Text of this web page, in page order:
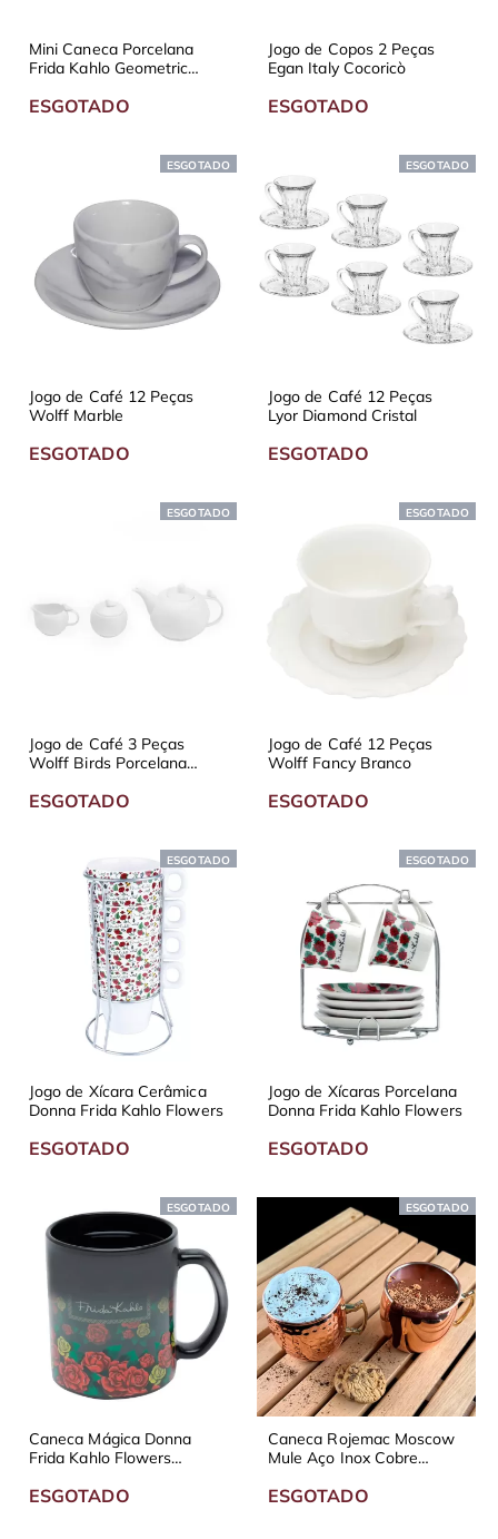
Mini Caneca Porcelana
Frida Kahlo Geometric
ESGOTADO
Jogo de Copos 2 Peças
Egan Italy Cocoricò
ESGOTADO
ESGOTADO
Jogo de Café 12 Peças
Wolff Marble
ESGOTADO
ESGOTADO
Jogo de Café 12 Peças
Lyor Diamond Cristal
ESGOTADO
ESGOTADO
Jogo de Café 3 Peças
Wolff Birds Porcelana
ESGOTADO
ESGOTADO
Jogo de Café 12 Peças
Wolff Fancy Branco
ESGOTADO
ESGOTADO
Jogo de Xícara Cerâmica
Donna Frida Kahlo Flowers
ESGOTADO
ESGOTADO
Jogo de Xícaras Porcelana
Donna Frida Kahlo Flowers
ESGOTADO
ESGOTADO
Caneca Mágica Donna
Frida Kahlo Flowers
ESGOTADO
ESGOTADO
Caneca Rojemac Moscow
Mule Aço Inox Cobre
ESGOTADO